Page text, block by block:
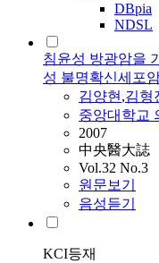
DBpia
NDSL
침윤성 방광암을
성 불명확신세포
김양현,김형
중앙대학교
2007
中央醫大誌
Vol.32 No.3
원문보기
음성듣기
KCI등재